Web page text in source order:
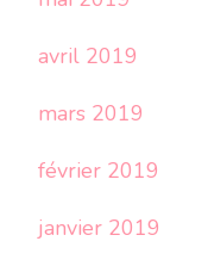
avril 2019
mars 2019
février 2019
janvier 2019